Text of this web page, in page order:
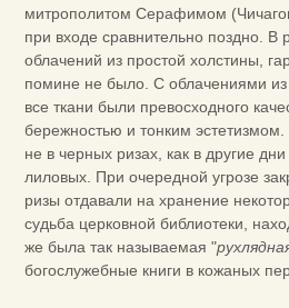
митрополитом Серафи­мом
при входе сравнительно поздно. В
облачений из простой холстины,
помине не было. С облачениями
все ткани были превосходного
бережностью и тонким
не в черных ризах, как в другие
лиловых. При очередной угрозе
ризы отдавали на хранение
судьба церковной библиотеки,
же была так называемая "
богослужебные книги в кожаных